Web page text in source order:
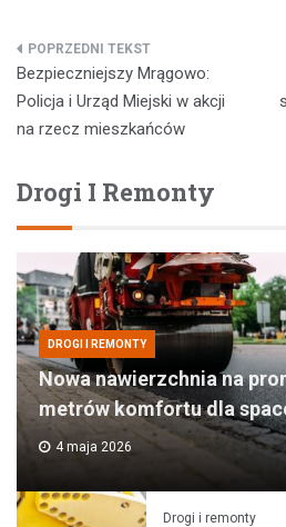
Nawigacja
wpisu
Bezpieczniejszy Mrągowo:
Policja i Urząd Miejski w akcji
na rzecz mieszkańców
Drogi I Remonty
DROGI I REMONTY
Nowa nawierzchnia na
metrów komfortu dla
4 maja 2026
Drogi i remonty